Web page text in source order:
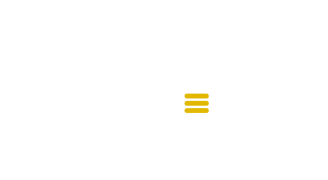
Main
Menu